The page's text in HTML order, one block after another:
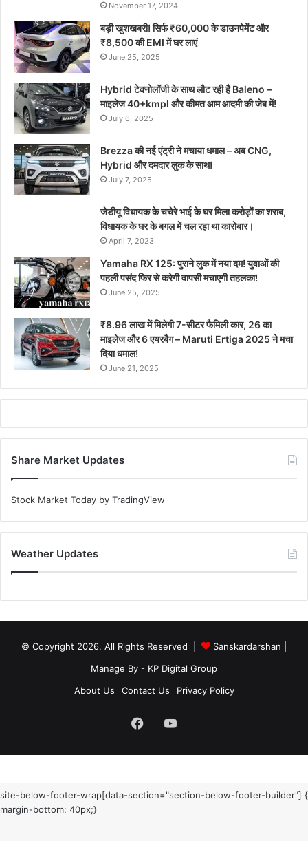
November 17, 2024
बड़ी खुशखबरी! सिर्फ ₹60,000 के डाउनपेमेंट और
₹8,500 की EMI में घर लाएं
June 25, 2025
Hybrid टेक्नोलॉजी के साथ लौट रही है Baleno –
माइलेज 40+kmpl और कीमत आम आदमी की जेब में!
July 6, 2025
Brezza की नई एंट्री ने मचाया धमाल – अब CNG,
Hybrid और दमदार लुक के साथ!
July 7, 2025
जेडीयू विधायक के चचेरे भाई के घर मिला करोड़ों का शराब,
विधायक के घर के बगल में चल रहा था कारोबार।
April 7, 2023
Yamaha RX 125: पुराने लुक में नया दम! युवाओं की
पहली पसंद फिर से करेगी वापसी मचाएगी तहलका!
June 25, 2025
₹8.96 लाख में मिलेगी 7-सीटर फैमिली कार, 26 का
माइलेज और 6 एयरबैग – Maruti Ertiga 2025 ने मचा
दिया धमाल!
June 21, 2025
Share Market Updates
Stock Market Today by TradingView
Weather Updates
© Copyright 2026, All Rights Reserved | Sanskardarshan
Manage By - KP Digital Group
About Us
Contact Us Privacy Policy
FacebookYouTube
site-below-footer-wrap[data-section="section-below-footer-builder"] {
margin-bottom: 40px;}